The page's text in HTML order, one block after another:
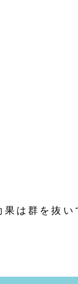
は群を抜い